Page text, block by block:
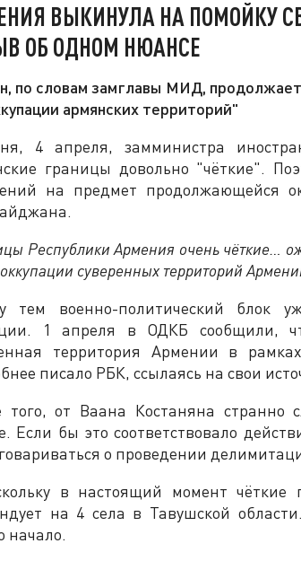
ВЫКИНУЛА НА ПОМОЙКУ
ОБ ОДНОМ НЮАНСЕ
по словам замглавы МИД,
армянских территорий"
4 апреля, замминистра
границы довольно "чёткие".
на предмет продолжающейся
Республики Армения очень чёткие…
суверенных территорий
тем военно-политический блок
1 апреля в ОДКБ сообщили,
территория Армении в
писало РБК, ссылаясь на свои
того, от Ваана Костаняна странно
Если бы это соответствовало
о проведении
в настоящий момент чёткие
на 4 села в Тавушской
начало.